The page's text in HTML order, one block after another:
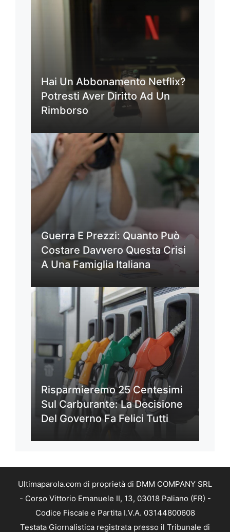
Hai Un Abbonamento Netflix?
Potresti Aver Diritto Ad Un
Rimborso
Guerra E Prezzi: Quanto Può
Costare Davvero Questa Crisi
A Una Famiglia Italiana
Risparmieremo 25 Centesimi
Sul Carburante: La Decisione
Del Governo Fa Felici Tutti
Ultimaparola.com di proprietà di DMM COMPANY SRL
- Corso Vittorio Emanuele II, 13, 03018 Paliano (FR) -
Codice Fiscale e Partita I.V.A. 03144800608
Testata Giornalistica registrata presso il Tribunale di